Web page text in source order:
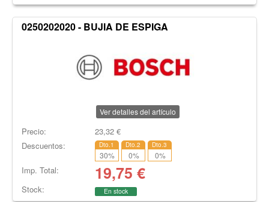
0250202020 - BUJIA DE ESPIGA
Ver detalles del artículo
Precio: 23,32€
Descuentos:
Dto.1
30%
Dto.2
0%
Dto.3
0%
Imp. Total: 19,75 €
Stock: En stock